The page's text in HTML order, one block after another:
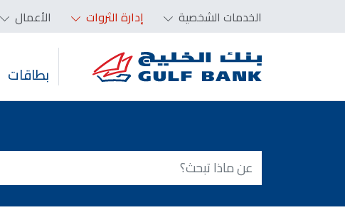
الخدمات الشخصية إدارة الثروات الأعمال
بطاقات